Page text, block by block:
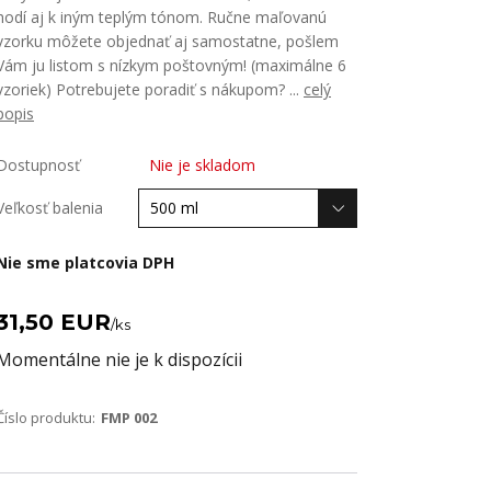
aj k iným teplým tónom. Ručne maľovanú
môžete objednať aj samostatne, pošlem
ju listom s nízkym poštovným! (maximálne 6
Potrebujete poradiť s nákupom? ... celý
Nie je skladom
balenia
sme platcovia DPH
EUR/ks
nie je k dispozícii
produktu: FMP 002